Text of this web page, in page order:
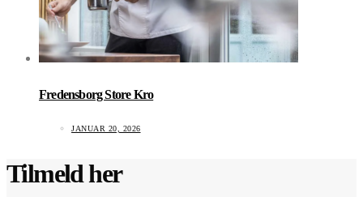
Fredensborg Store Kro
JANUAR 20, 2026
Tilmeld her